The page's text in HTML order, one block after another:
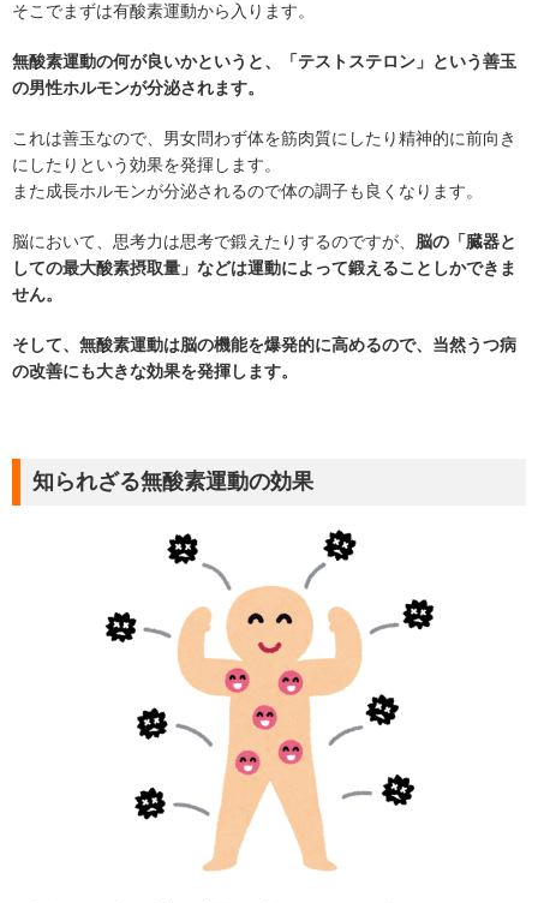
そこでまずは有酸素運動から入ります。
無酸素運動の何が良いかというと、「テストステロン」という善玉
の男性ホルモンが分泌されます。
これは善玉なので、男女問わず体を筋肉質にしたり精神的に前向き
にしたりという効果を発揮します。
また成長ホルモンが分泌されるので体の調子も良くなります。
脳において、思考力は思考で鍛えたりするのですが、 脳の「臓器と
しての最大酸素摂取量」などは運動によって鍛えることしかできま
せん。
そして、無酸素運動は脳の機能を爆発的に高めるので、当然うつ病
の改善にも大きな効果を発揮します。
知られざる無酸素運動の効果